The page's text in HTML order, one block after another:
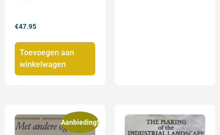
€47.95
Toevoegen aan
winkelwagen
Aanbieding!